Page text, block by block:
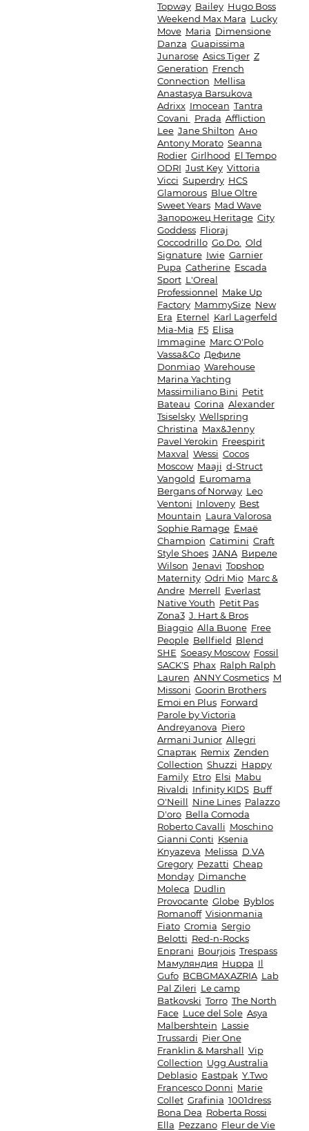
Topway Bailey Hugo Boss
Weekend Max Mara Lucky
Move Maria Dimensione
Danza Guapissima
Junarose Asics Tiger Z
Generation French
Connection Mellisa
Anastasya Barsukova
Adrixx Imocean Tantra
Covani
Prada Affliction
Lee Jane Shilton Ано
Antony Morato Seanna
Rodier Girlhood El Tempo
ODRI Just Key Vittoria
Vicci Superdry HCS
Glamorous Blue Oltre
Sweet Years Mad Wave
Запорожец Heritage City
Goddess Flioraj
Coccodrillo Go.Do. Old
Signature Iwie Garnier
Pupa Catherine Escada
Sport L'Oreal
Professionnel Make Up
Factory MammySize New
Era Eternel Karl Lagerfeld
Mia-Mia F5 Elisa
Immagine Marc O'Polo
Vassa&Co Дефиле
Donmiao Warehouse
Marina Yachting
Massimiliano Bini Petit
Bateau Corina Alexander
Tsiselsky Wellspring
Christina Max&Jenny
Pavel Yerokin Freespirit
Maxval Wessi Cocos
Moscow Maaji d-Struct
Vangold Euromama
Bergans of Norway Leo
Ventoni Inloveny Best
Mountain Laura Valorosa
Sophie Ramage Ёмаё
Champion Catimini Craft
Style Shoes JANA Виреле
Wilson Jenavi Topshop
Maternity Odri Mio Marc &
Andre Merrell Everlast
Native Youth Petit Pas
Zona3 J. Hart & Bros
Biaggio Alla Buone Free
People Bellfield Blend
SHE Soeasy Moscow Fossil
SACK'S Phax Ralph Ralph
Lauren ANNY Cosmetics M
Missoni Goorin Brothers
Emoi en Plus Forward
Parole by Victoria
Andreyanova Piero
Armani Junior Allegri
Спартак Remix Zenden
Collection Shuzzi Happy
Family Etro Elsi Mabu
Rivaldi Infinity KIDS Buff
O'Neill Nine Lines Palazzo
D'oro Bella Comoda
Roberto Cavalli Moschino
Gianni Conti Ksenia
Knyazeva Melissa D.VA
Gregory Pezatti Cheap
Monday Dimanche
Moleca Dudlin
Provocante Globe Byblos
Romanoff Visionmania
Fiato Cromia Sergio
Belotti Red-n-Rocks
Enprani Bourjois Trespass
Мамуляндия Huppa Il
Gufo BCBGMAXAZRIA Lab
Pal Zileri Le camp
Batkovski Torro The North
Face Luce del Sole Asya
Malbershtein Lassie
Trussardi Pier One
Franklin & Marshall Vip
Collection Ugg Australia
Deblasio Eastpak Y.Two
Francesco Donni Marie
Collet Grafinia 1001dress
Bona Dea Roberta Rossi
Ella Pezzano Fleur de Vie